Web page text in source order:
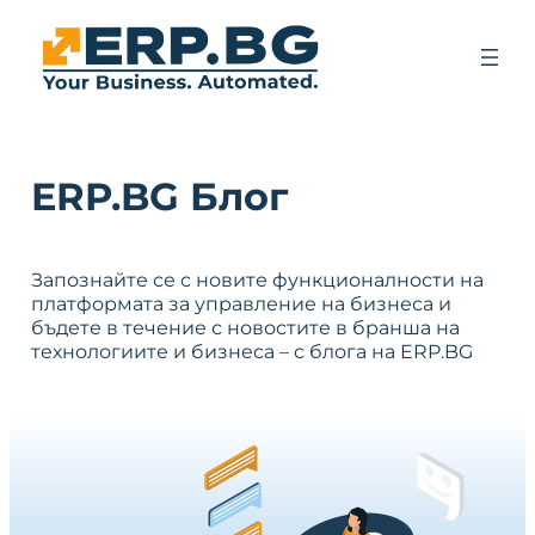
ERP.BG Блог
Запознайте се с новите функционалности на
платформата за управление на бизнеса и
бъдете в течение с новостите в бранша на
технологиите и бизнеса – с блога на ERP.BG